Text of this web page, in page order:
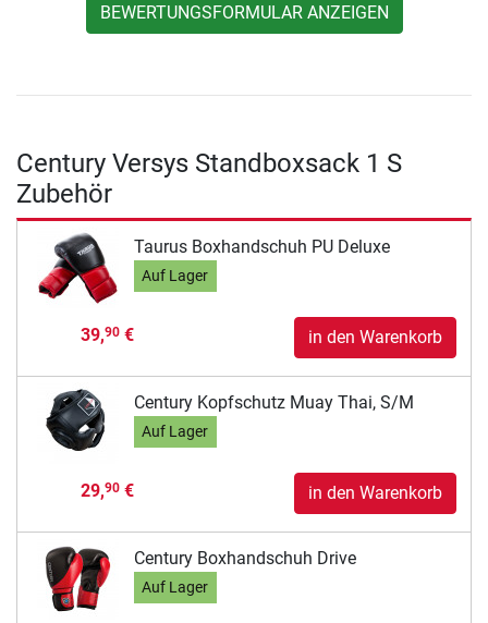
BEWERTUNGSFORMULAR ANZEIGEN
Century Versys Standboxsack 1 S
Zubehör
Taurus Boxhandschuh PU Deluxe
Auf Lager
39,90€ in den Warenkorb
Century Kopfschutz Muay Thai, S/M
Auf Lager
29,90€ in den Warenkorb
Century Boxhandschuh Drive
Auf Lager